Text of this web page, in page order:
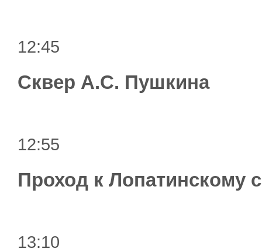
12:45
Сквер А.С. Пушкина
12:55
Проход к Лопатинскому
13:10